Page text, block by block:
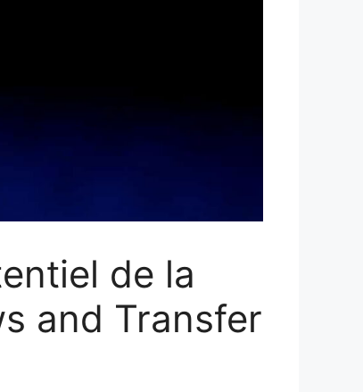
de la
and Transfer